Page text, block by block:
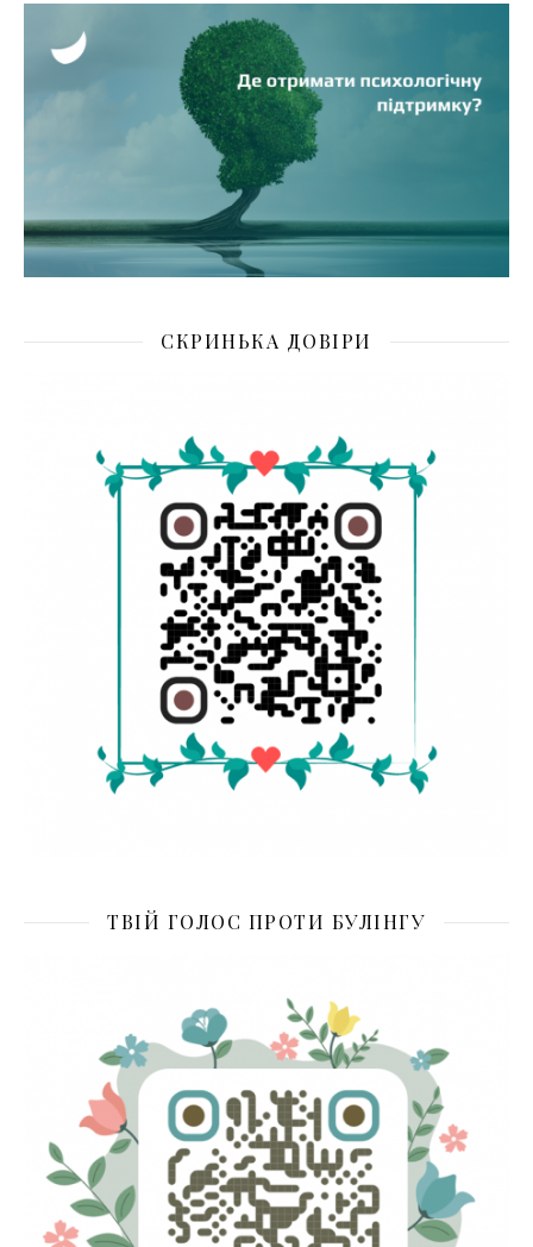
СКРИНЬКА ДОВІРИ
ТВІЙ ГОЛОС ПРОТИ БУЛІНГУ